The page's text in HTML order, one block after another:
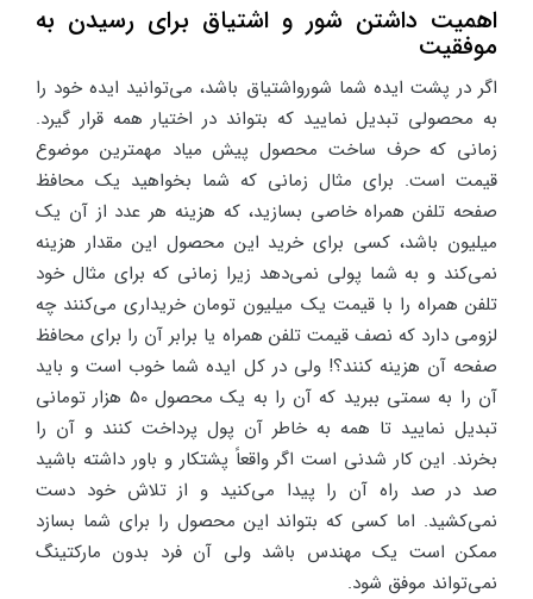
اهمیت داشتن شور و اشتیاق برای رسیدن به
موفقیت
اگر در پشت ایده شما شورواشتیاق باشد، می‌توانید ایده خود را
به محصولی تبدیل نمایید که بتواند در اختیار همه قرار گیرد.
زمانی که حرف ساخت محصول پیش میاد مهمترین موضوع
قیمت است. برای مثال زمانی که شما بخواهید یک محافظ
صفحه تلفن همراه خاصی بسازید، که هزینه هر عدد از آن یک
میلیون باشد، کسی برای خرید این محصول این مقدار هزینه
نمی‌کند و به شما پولی نمی‌دهد زیرا زمانی که برای مثال خود
تلفن همراه را با قیمت یک میلیون تومان خریداری می‌کنند چه
لزومی دارد که نصف قیمت تلفن همراه یا برابر آن را برای محافظ
صفحه آن هزینه کنند؟! ولی در کل ایده شما خوب است و باید
آن را به سمتی ببرید که آن را به یک محصول 50 هزار تومانی
تبدیل نمایید تا همه به خاطر آن پول پرداخت کنند و آن را
بخرند. این کار شدنی است اگر واقعاً پشتکار و باور داشته باشید
صد در صد راه آن را پیدا می‌کنید و از تلاش خود دست
نمی‌کشید. اما کسی که بتواند این محصول را برای شما بسازد
ممکن است یک مهندس باشد ولی آن فرد بدون مارکتینگ
نمی‌تواند موفق شود.